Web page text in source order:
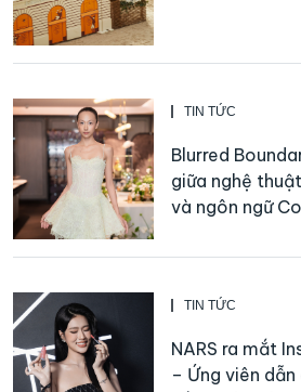
TIN TỨC
Blurred
giữa nghệ
và ngôn ngữ
TIN TỨC
NARS ra mắt
– Ứng viên